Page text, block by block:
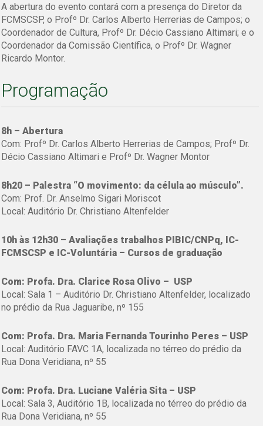
A abertura do evento contará com a presença do Diretor da
FCMSCSP, o Profº Dr. Carlos Alberto Herrerias de Campos; o
Coordenador de Cultura, Profº Dr. Décio Cassiano Altimari; e o
Coordenador da Comissão Científica, o Profº Dr. Wagner
Ricardo Montor.
Programação
8h – Abertura
Com: Profº Dr. Carlos Alberto Herrerias de Campos; Profº Dr.
Décio Cassiano Altimari e Profº Dr. Wagner Montor
8h20 – Palestra “O movimento: da célula ao músculo”.
Com: Prof. Dr. Anselmo Sigari Moriscot
Local: Auditório Dr. Christiano Altenfelder
10h às 12h30 – Avaliações trabalhos PIBIC/CNPq, IC-
FCMSCSP e IC-Voluntária – Cursos de graduação
Com: Profa. Dra. Clarice Rosa Olivo – USP
Local: Sala 1 – Auditório Dr. Christiano Altenfelder, localizado
no prédio da Rua Jaguaribe, nº 155
Com: Profa. Dra. Maria Fernanda Tourinho Peres – USP
Local: Auditório FAVC 1A, localizada no térreo do prédio da
Rua Dona Veridiana, nº 55
Com: Profa. Dra. Luciane Valéria Sita – USP
Local: Sala 3, Auditório 1B, localizada no térreo do prédio da
Rua Dona Veridiana, nº 55